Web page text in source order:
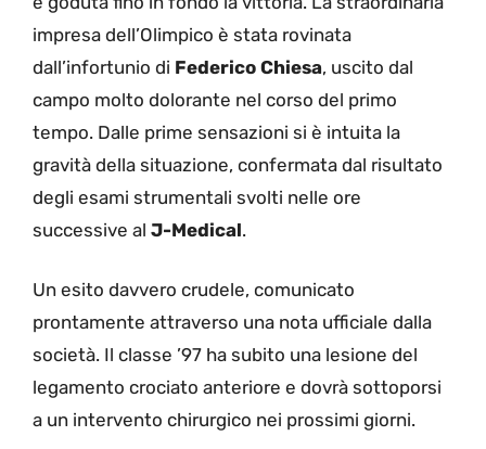
impresa dell’Olimpico è stata rovinata
dall’infortunio di Federico Chiesa, uscito dal
campo molto dolorante nel corso del primo
tempo. Dalle prime sensazioni si è intuita la
gravità della situazione, confermata dal risultato
degli esami strumentali svolti nelle ore
successive al J-Medical.
Un esito davvero crudele, comunicato
prontamente attraverso una nota ufficiale dalla
società. Il classe ’97 ha subito una lesione del
legamento crociato anteriore e dovrà sottoporsi
a un intervento chirurgico nei prossimi giorni.